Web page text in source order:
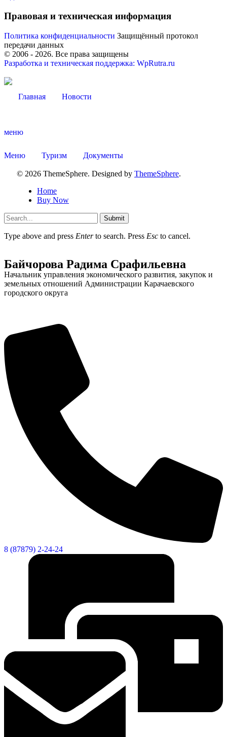
Правовая и техническая информация
Политика конфиденциальности Защищённый протокол
передачи данных
© 2006 - 2026. Все права защищены
Разработка и техническая поддержка: WpRutra.ru
Главная Новости
меню
Меню Туризм Документы
© 2026 ThemeSphere. Designed by ThemeSphere.
Home
Buy Now
Submit
Type above and press Enterto search. Press Esc to cancel.
Мэр
Администрация
Байчорова Радима Срафильевна
Начальник управления экономического развития, закупок и
земельных отношений Администрации Карачаевского
городского округа
8 (87879) 2-24-24